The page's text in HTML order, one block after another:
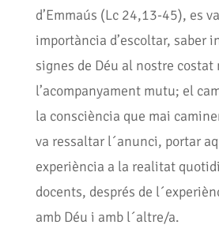
d’Emmaús (Lc 24,13-45), es
importància d’escoltar, saber
signes de Déu al nostre
l’acompanyament mutu; el
la consciència que mai
va ressaltar l´anunci, portar
experiència a la realitat
docents, després de
amb Déu i amb l´altre/a.